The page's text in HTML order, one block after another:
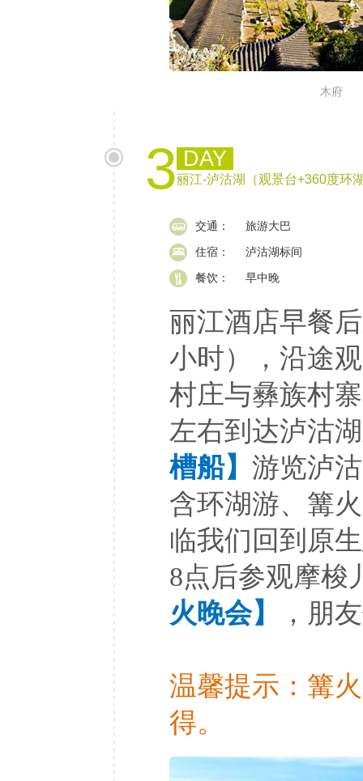
木府
3 DAY
丽江-泸沽湖（观景台+360度环
交通： 旅游大巴
住宿： 泸沽湖标间
餐饮： 早中晚
丽江酒店早餐
小时），沿途
村庄与彝族村
左右到达泸沽
槽船】 游览泸
含环湖游、篝
临我们回到原
8点后参观摩梭
火晚会】
，朋
温馨提示：篝
得。